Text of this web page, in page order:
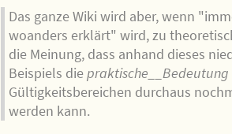
Das ganze Wiki wird aber, wenn
woanders erklärt" wird, zu
die Meinung, dass anhand dieses
Beispiels diepraktische__Bedeutung
Gültigkeitsbereichen durchaus
werden kann.